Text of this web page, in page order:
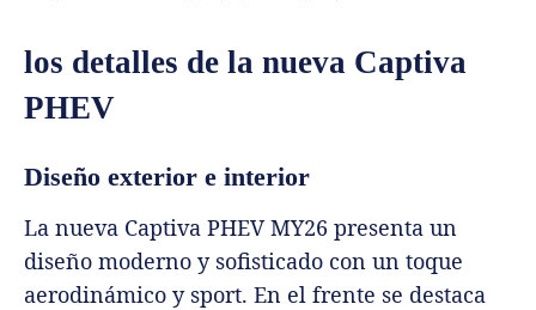
los detalles de la nueva Captiva
PHEV
Diseño exterior e interior
La nueva Captiva PHEV MY26 presenta un
diseño moderno y sofisticado con un toque
aerodinámico y sport. En el frente se destaca